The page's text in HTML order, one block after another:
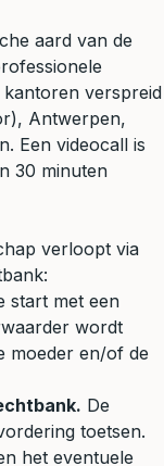
aard van de
kantoren verspreid
Antwerpen,
Een videocall is
30 minuten
verloopt via
start met een
wordt
moeder en/of de
De
toetsen.
het eventuele